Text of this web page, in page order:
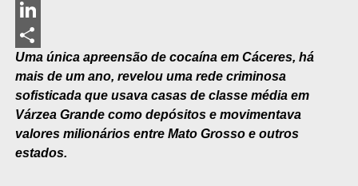
Messenger
LinkedIn
Share
Uma única apreensão de cocaína em Cáceres, há
mais de um ano, revelou uma rede criminosa
sofisticada que usava casas de classe média em
Várzea Grande como depósitos e movimentava
valores milionários entre Mato Grosso e outros
estados.